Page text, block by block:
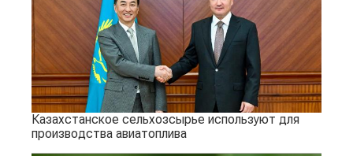
Казахстанское сельхозсырье используют для
производства авиатоплива